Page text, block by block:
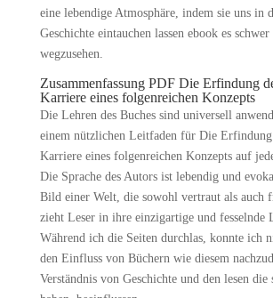
eine lebendige Atmosphäre, indem sie uns in
Geschichte eintauchen lassen ebook es schwer
wegzusehen.
Zusammenfassung PDF Die Erfindung
Karriere eines folgenreichen Konzepts
Die Lehren des Buches sind universell
einem nützlichen Leitfaden für Die
Karriere eines folgenreichen Konzepts auf
Die Sprache des Autors ist lebendig und
Bild einer Welt, die sowohl vertraut als auch
zieht Leser in ihre einzigartige und fesselnde
Während ich die Seiten durchlas, konnte ich
den Einfluss von Büchern wie diesem
Verständnis von Geschichte und den lesen die